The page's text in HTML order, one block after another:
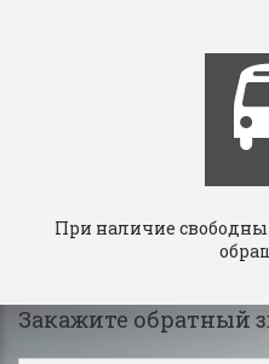
При наличие
Закажите обратный